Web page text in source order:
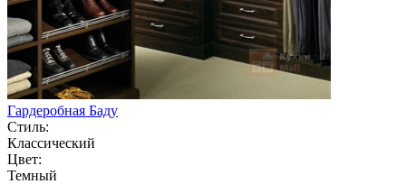
Гардеробная Баду
Стиль:
Классический
Цвет:
Темный